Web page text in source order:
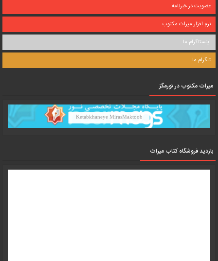
عضویت در خبرنامه
نرم افزار میراث مکتوب
اینستاگرام ما
تلگرام ما
میرات مکتوب در نورمگز
Ketabkhaneye MirasMaktoob
بازدید فروشگاه کتاب میراث